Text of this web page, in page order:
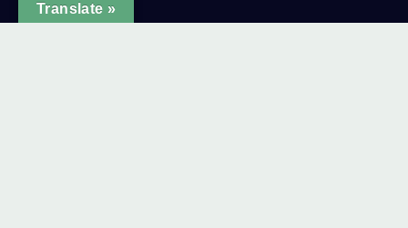
Translate »